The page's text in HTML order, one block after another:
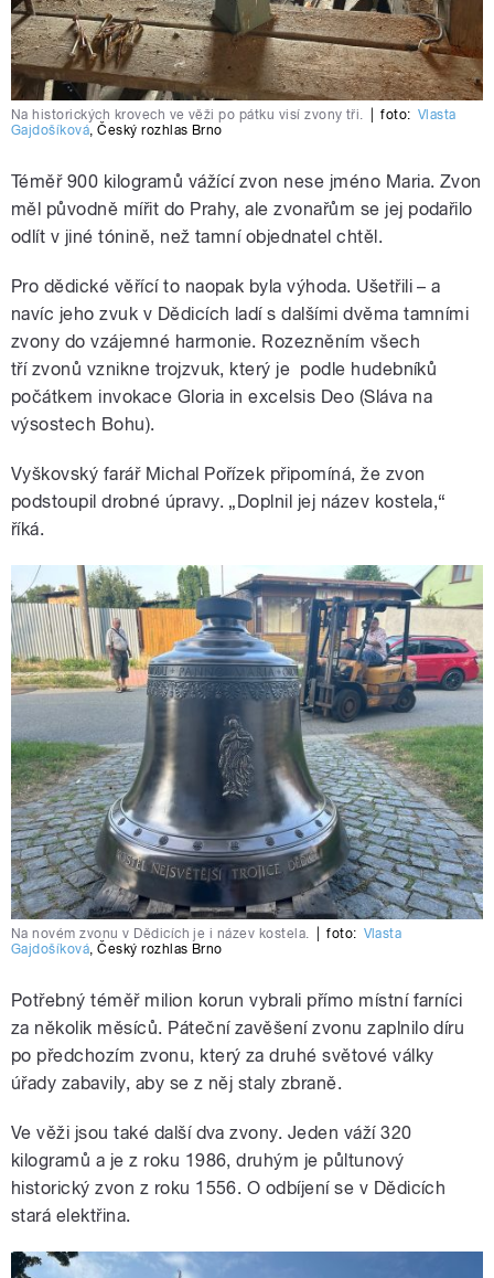
Na historických krovech ve věži po pátku visí zvony tři. foto: Vlasta
Gajdošíková,Český rozhlas Brno
Téměř 900 kilogramů vážící zvon nese jméno Maria. Zvon
měl původně mířit do Prahy, ale zvonařům se jej podařilo
odlít v jiné tónině, než tamní objednatel chtěl.
Pro dědické věřící to naopak byla výhoda. Ušetřili – a
navíc jeho zvuk v Dědicích ladí s dalšími dvěma tamními
zvony do vzájemné harmonie. Rozezněním všech
tří zvonů vznikne trojzvuk, který je podle hudebníků
počátkem invokace Gloria in excelsis Deo (Sláva na
výsostech Bohu).
Vyškovský farář Michal Pořízek připomíná, že zvon
podstoupil drobné úpravy. „Doplnil jej název kostela,“
říká.
Na novém zvonu v Dědicích je i název kostela. foto: Vlasta
Gajdošíková,Český rozhlas Brno
Potřebný téměř milion korun vybrali přímo místní farníci
za několik měsíců. Páteční zavěšení zvonu zaplnilo díru
po předchozím zvonu, který za druhé světové války
úřady zabavily, aby se z něj staly zbraně.
Ve věži jsou také další dva zvony. Jeden váží 320
kilogramů a je z roku 1986, druhým je půltunový
historický zvon z roku 1556. O odbíjení se v Dědicích
stará elektřina.